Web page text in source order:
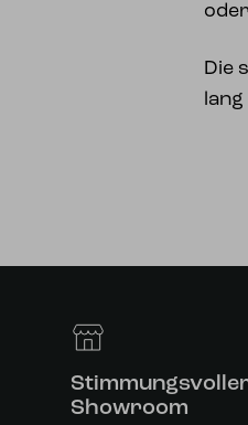
Die
Showroom